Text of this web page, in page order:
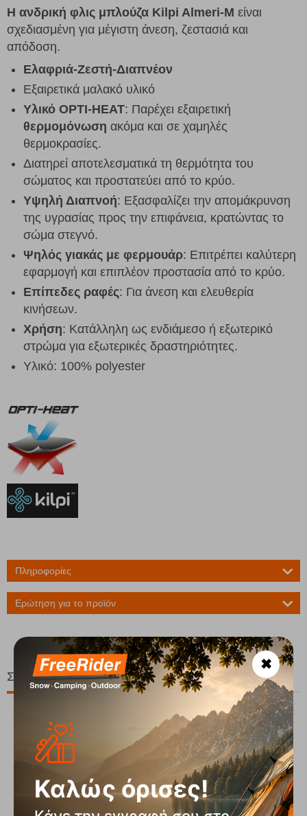
Η ανδρική φλις μπλούζα Kilpi Almeri-M είναι
σχεδιασμένη για μέγιστη άνεση, ζεστασιά και
απόδοση.
Ελαφριά-Ζεστή-Διαπνέον
Εξαιρετικά μαλακό υλικό
Υλικό OPTI-HEAT: Παρέχει εξαιρετική
θερμομόνωση ακόμα και σε χαμηλές
θερμοκρασίες.
Διατηρεί αποτελεσματικά τη θερμότητα του
σώματος και προστατεύει από το κρύο.
Υψηλή Διαπνοή: Εξασφαλίζει την απομάκρυνση
της υγρασίας προς την επιφάνεια, κρατώντας το
σώμα στεγνό.
Ψηλός γιακάς με φερμουάρ: Επιτρέπει καλύτερη
εφαρμογή και επιπλέον προστασία από το κρύο.
Επίπεδες ραφές: Για άνεση και ελευθερία
κινήσεων.
Χρήση: Κατάλληλη ως ενδιάμεσο ή εξωτερικό
στρώμα για εξωτερικές δραστηριότητες.
Υλικό: 100% polyester
Πληροφορίες
Ερώτηση για το προϊόν
Σχετικά Προϊόντα
20%
✖
Καλώς όρισες!